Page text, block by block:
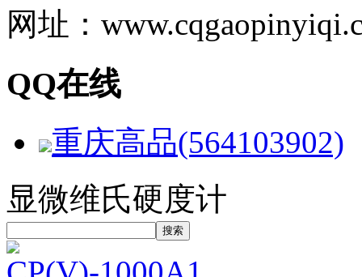
网址：
QQ在线
重庆高品(564103902)
显微维氏硬度计